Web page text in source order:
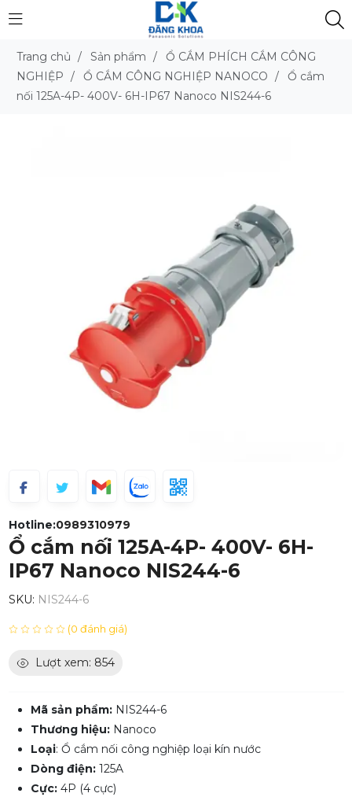
Trang chủ / Sản phẩm /
Ổ CẮM PHÍCH CẮM CÔNG
NGHIỆP / Ổ CẮM CÔNG NGHIỆP NANOCO /
Ổ cắm
nối 125A-4P- 400V- 6H-IP67 Nanoco NIS244-6
Hotline:0989310979
Ổ cắm nối 125A-4P- 400V- 6H-
IP67 Nanoco NIS244-6
SKU: NIS244-6
(0 đánh giá)
Lượt xem: 854
Mã sản phẩm:NIS244-6
Thương hiệu:Nanoco
Loại: Ổ cắm nối công nghiệp loại kín nước
Dòng điện:125A
Cực:4P (4 cực)